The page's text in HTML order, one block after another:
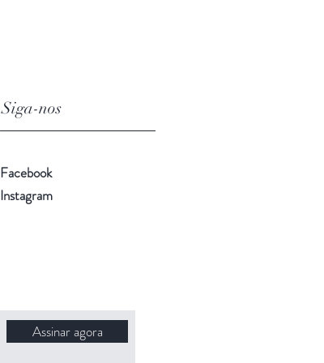
Siga-nos
Facebook
Instagram
Assinar agora